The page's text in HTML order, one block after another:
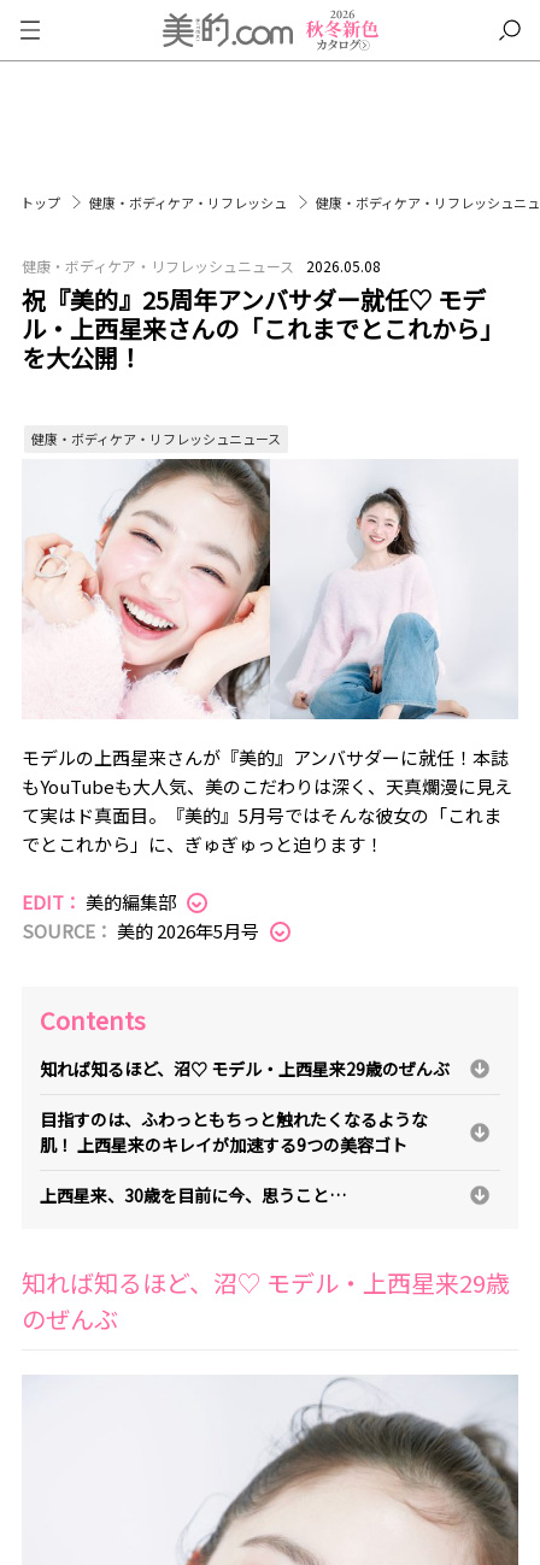
トップ 健康・ボディケア・リフレッシュ 健康・ボディケア・リフレッシュニ
健康・ボディケア・リフレッシュニュース 2026.05.08
祝『美的』25周年アンバサダー就任♡ モデ
ル・上西星来さんの「これまでとこれから」
を大公開！
健康・ボディケア・リフレッシュニュース
モデルの上西星来さんが『美的』アンバサダーに就任！本誌
もYouTubeも大人気、美のこだわりは深く、天真爛漫に見え
て実はド真面目。『美的』5月号ではそんな彼女の「これま
でとこれから」に、ぎゅぎゅっと迫ります！
EDIT： 美的編集部
SOURCE： 美的 2026年5月号
Contents
知れば知るほど、沼♡ モデル・上西星来29歳のぜんぶ
目指すのは、ふわっともちっと触れたくなるような
肌！ 上西星来のキレイが加速する9つの美容ゴト
上西星来、30歳を目前に今、思うこと…
知れば知るほど、沼♡ モデル・上西星来29歳
のぜんぶ